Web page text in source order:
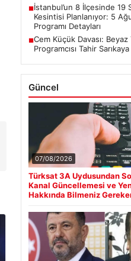
■İstanbul’un 8 İlçesinde 19
Kesintisi Planlanıyor: 5
Programı Detayları
■Cem Küçük Davası: Beyaz
Programcısı Tahir
Güncel
07/08/2026
Türksat 3A Uydusundan
Kanal Güncellemesi ve
Hakkında Bilmeniz